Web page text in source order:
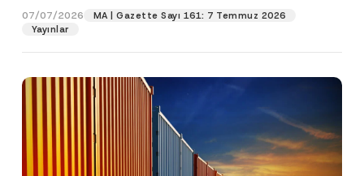
07/07/2026
MA | Gazette Sayı 161: 7 Temmuz 2026
YayınlarPozisyon
E-Posta Adresi
Telefon Numarası